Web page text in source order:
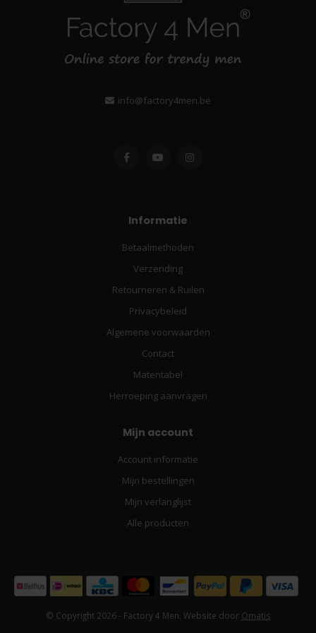
info@factory4men.be
Informatie
Betaalmethoden
Verzending
Retourneren & Ruilen
Privacybeleid
Algemene voorwaarden
Contact
Matentabel
Herroeping aanvragen
Mijn account
Account informatie
Mijn bestellingen
Mijn verlanglijst
Alle producten
© Copyright 2026 - Factory 4 Men. Website door Omatis